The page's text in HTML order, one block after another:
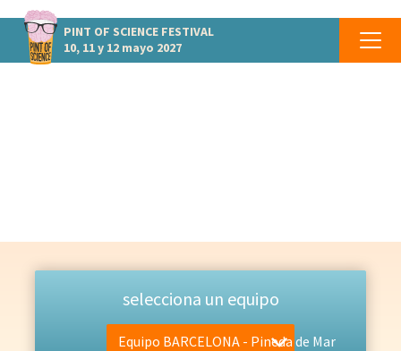
PINT OF SCIENCE FESTIVAL
10, 11 y 12 mayo 2027
selecciona un equipo
Equipo BARCELONA - Pineda de Mar